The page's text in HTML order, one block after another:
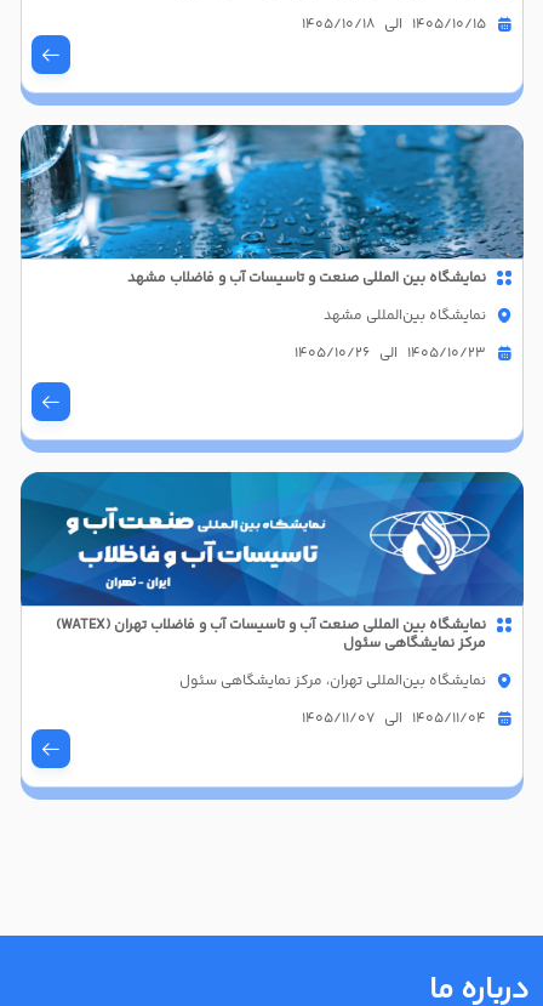
1405/10/15 الی 1405/10/18
نمایشگاه بین المللی صنعت و تاسیسات آب و فاضلاب مشهد
نمایشگاه بین‌المللی مشهد
1405/10/23 الی 1405/10/26
نمایشگاه بین المللی صنعت آب و تاسیسات آب و فاضلاب تهران (WATEX)
مرکز نمایشگاهی سئول
نمایشگاه بین‌المللی تهران، مرکز نمایشگاهی سئول
1405/11/04 الی 1405/11/07
درباره ما